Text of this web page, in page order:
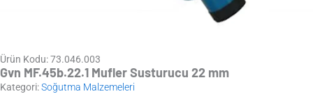
Ürün Kodu: 73.046.003
Gvn MF.45b.22.1 Mufler Susturucu 22 mm
Kategori:Soğutma Malzemeleri